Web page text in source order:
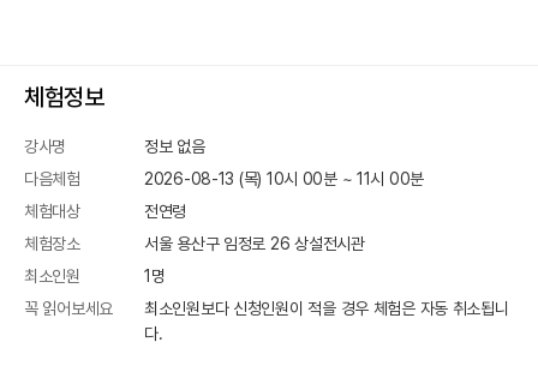
체험정보
강사명
정보 없음
다음체험
2026-08-13 (목) 10시 00분~ 11시 00분
체험대상
전연령
체험장소
서울 용산구 임정로 26 상설전시관
최소인원
1 명
꼭 읽어보세요
최소인원보다 신청인원이 적을 경우 체험은 자동 취소됩니
다.